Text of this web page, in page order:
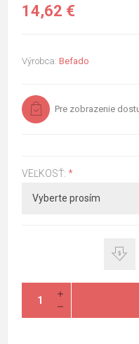
14,62 €
Výrobca: Befado
Pre zobrazenie
VEĽKOSŤ: *